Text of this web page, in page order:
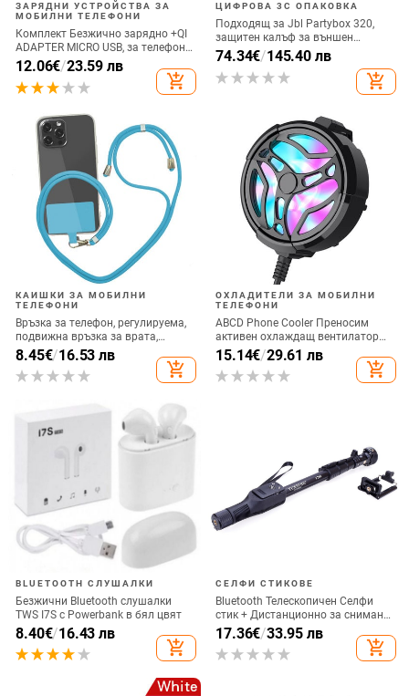
ЗАРЯДНИ УСТРОЙСТВА ЗА
МОБИЛНИ ТЕЛЕФОНИ
Комплект Безжично зарядно +QI
ADAPTER MICRO USB, за телефон
+ Qi Безжичен приемник с micro
USB-черен цвят
12.06€/23.59 лв
add_shopping_cart
ЦИФРОВА 3C ОПАКОВКА
Подходящ за Jbl Partybox 320,
защитен калъф за външен
високоговорител, калъф за
количка Stage 320 Audio,
прахозащитно покритие.
74.34€/145.40 лв
add_shopping_cart
КАИШКИ ЗА МОБИЛНИ
ТЕЛЕФОНИ
Връзка за телефон, регулируема,
подвижна връзка за врата,
каишка за аксесоари за мобилни
телефони, въже за мобилен
телефон, презрамки за врата,
8.45€/16.53 лв
add_shopping_cart
ОХЛАДИТЕЛИ ЗА МОБИЛНИ
ТЕЛЕФОНИ
ABCD Phone Cooler Преносим
активен охлаждащ вентилатор
Радиатор за мобилен телефон за
игра на игри
15.14€/29.61 лв
add_shopping_cart
BLUETOOTH СЛУШАЛКИ
Безжични Bluetooth слушалки
TWS I7S с Powerbank в бял цвят
8.40€/16.43 лв
add_shopping_cart
СЕЛФИ СТИКОВЕ
Bluetooth Телескопичен Селфи
стик + Дистанционно за снимане,
съвместим с Android и IOS - Черен
17.36€/33.95 лв
add_shopping_cart